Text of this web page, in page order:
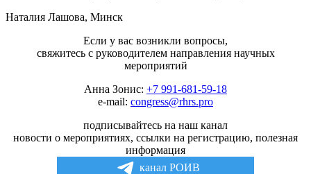
Наталия Лашова, Минск
Если у вас возникли вопросы,
свяжитесь с руководителем направления научных
мероприятий
Анна Зонис: +7 991-681-59-18
e-mail: congress@rhrs.pro
подписывайтесь на наш канал
новости о мероприятиях, ссылки на регистрацию, полезная
информация
канал РОИВ